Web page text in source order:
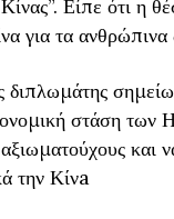
Είπε ότι η
για τα ανθρώπινα
στάση των
και
την Κίνa